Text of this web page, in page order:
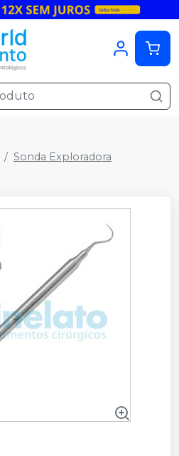
Sonda Exploradora